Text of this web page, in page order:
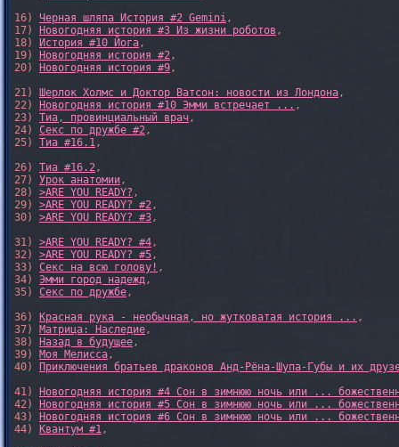
16) Черная шляпа История #2 Gemini,
17)
Новогодняя история #3 Из жизни роботов ,
18)
История #10 Йога,
19)
Новогодняя история #2,
20)
Новогодняя история #9,
21) Шерлок Холмс и Доктор Ватсон: новости из Лондона,
22)
Новогодняя история #10 Эмми встречает ... ,
23) Тиа, провинциальный врач,
24) Секс по дружбе #2,
25) Тиа #16.1,
26) Тиа #16.2,
27) Урок анатомии,
28) >ARE YOU READY? ,
29) >ARE YOU READY? #2,
30) >ARE YOU READY? #3,
31) >ARE YOU READY? #4,
32) >ARE YOU READY? #5,
33) Секс на всю голову! ,
34) Эмми город надежд,
35) Секс по дружбе,
36)
Красная рука - необычная, но жутковатая история ... ,
37) Матрица: Наследие,
38)
Назад в будущее,
39) Моя Мелисса,
40)
Приключения братьев драконов Анд-Рёна-Шупа-Губы и их
41)
Новогодняя история #4 Сон в зимнюю ночь или ...
42)
Новогодняя история #5 Сон в зимнюю ночь или ...
43)
Новогодняя история #6 Сон в зимнюю ночь или ...
44)
Квантум #1,